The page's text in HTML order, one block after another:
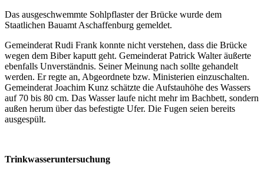
Das ausgeschwemmte Sohlpflaster der Brücke wurde dem
Staatlichen Bauamt Aschaffenburg gemeldet.
Gemeinderat Rudi Frank konnte nicht verstehen, dass die Brücke
wegen dem Biber kaputt geht. Gemeinderat Patrick Walter äußerte
ebenfalls Unverständnis. Seiner Meinung nach sollte gehandelt
werden. Er regte an, Abgeordnete bzw. Ministerien einzuschalten.
Gemeinderat Joachim Kunz schätzte die Aufstauhöhe des Wassers
auf 70 bis 80 cm. Das Wasser laufe nicht mehr im Bachbett, sondern
außen herum über das befestigte Ufer. Die Fugen seien bereits
ausgespült.
Trinkwasseruntersuchung